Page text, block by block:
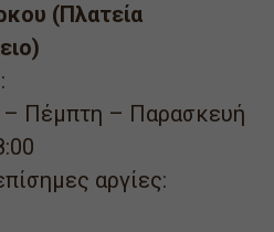
(Πλατεία
– Πέμπτη – Παρασκευή
αργίες: